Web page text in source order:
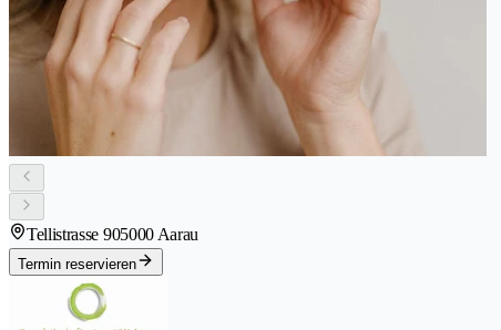
Tellistrasse 905000 Aarau
Termin reservieren